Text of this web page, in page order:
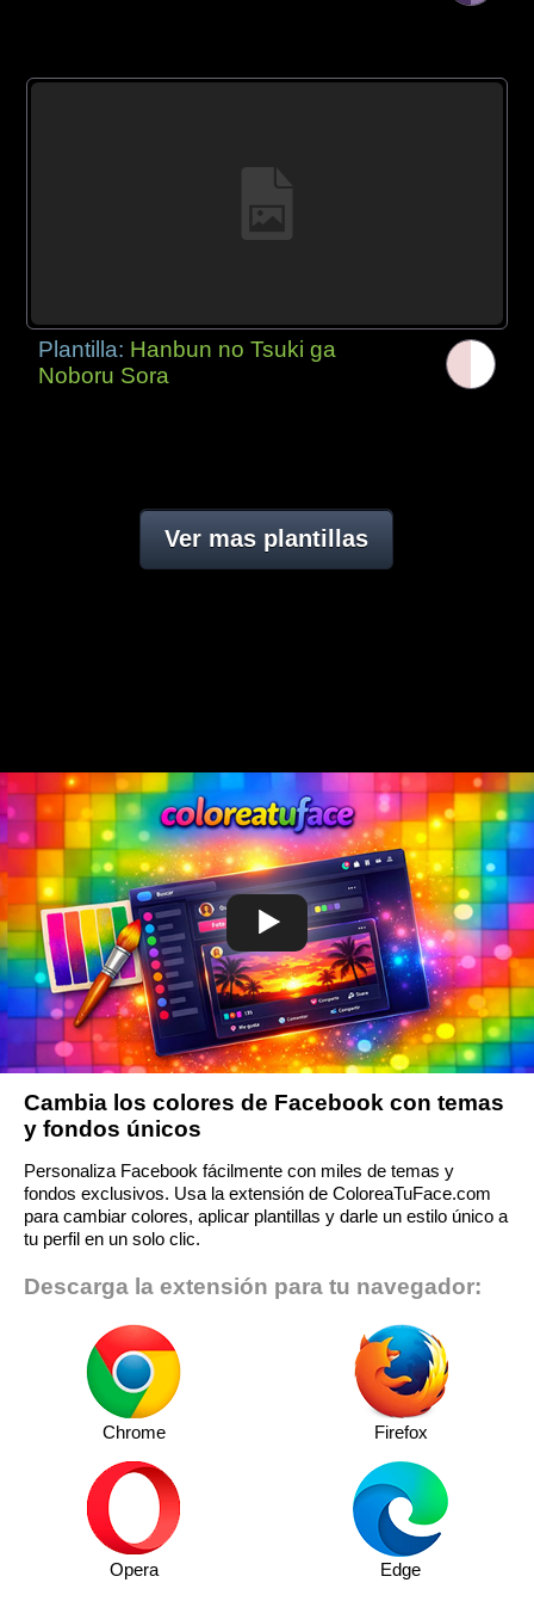
Plantilla: Hanbun no Tsuki ga
Noboru Sora
Ver mas plantillas
Cambia los colores de Facebook con temas
y fondos únicos
Personaliza Facebook fácilmente con miles de temas y
fondos exclusivos. Usa la extensión de ColoreaTuFace.com
para cambiar colores, aplicar plantillas y darle un estilo único a
tu perfil en un solo clic.
Descarga la extensión para tu navegador:
Chrome Firefox
Opera Edge